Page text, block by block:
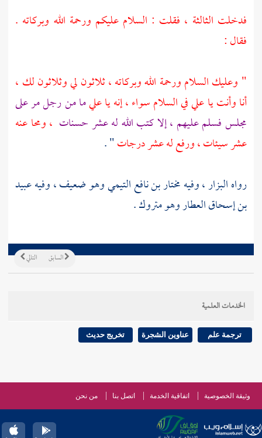
فدخلت الثالثة ، فقلت : السلام عليكم ورحمة الله وبركاته .
فقال :
" وعليك السلام ورحمة الله وبركاته ، ثلاثون لي وثلاثون لك ،
أنا وأنت ياعليفي السلام سواء ، إنه ياعليما من رجل مر على
مجلس فسلم عليهم ، إلا كتب الله له عشر حسنات ، ومحا عنه
عشر سيئات ، ورفع له عشر درجات" .
رواهالبزار، وفيهمختار بن نافع التيميوهو ضعيف ، وفيهعبيد
بن إسحاق العطاروهو متروك .
التالي السابق
الخدمات العلمية
ترجمة علم عناوين الشجرة تخريج حديث
وثيقة الخصوصية اتفاقية الخدمة اتصل بنا من نحن